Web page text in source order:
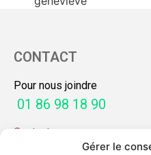
Gérer le
CONTACT
Pour nous joindre
01 86 98 18 90
Contactez-nous